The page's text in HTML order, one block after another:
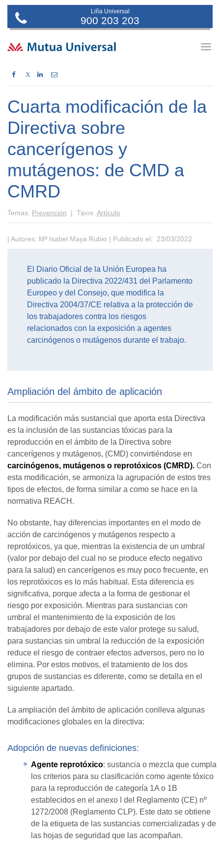
Liña Universal
900 203 203
X
Cuarta modificación de la
Directiva sobre
cancerígenos y
mutágenos: de CMD a
CMRD
Temas: Prevención | Tipos: Artículo
| Autores: Mª Isabel Maya Rubio | Publicado el: 23/03/2022
El Diario Oficial de la Unión Europea ha
publicado la Directiva 2022/431 del Parlamento
Europeo y del Consejo, que modifica la
Directiva 2004/37/CE relativa a la protección de
los trabajadores contra los riesgos
relacionados con la exposición a agentes
carcinógenos o mutágenos durante el trabajo.
Ampliación del ámbito de aplicación
La modificación más sustancial que aporta esta Directiva
es la inclusión de las sustancias tóxicas para la
reproducción en el ámbito de la Directiva sobre
cancerígenos y mutágenos, (CMD) convirtiéndose en
carcinógenos, mutágenos o reprotóxicos (CMRD). Con
esta modificación, se armoniza la agrupación de estos tres
tipos de efectos, de forma similar a como se hace en la
normativa REACH.
No obstante, hay diferencias importantes en el modo de
acción de carcinógenos y mutágenos respecto a
reprotóxicos, ya que, mientras la existencia de un umbral
(valor por debajo del cual no se produce efecto negativo
para la salud) en cancerígenos es muy poco frecuente, en
los reprotóxicos es lo más habitual. Esta diferencia es
significativa, porque afecta a la forma de gestionar el
riesgo por exposición. Mientras para sustancias con
umbral el mantenimiento de la exposición de los
trabajadores por debajo de este valor protege su salud,
para sustancias sin umbral la reducción de la exposición
reduce el riesgo de contraer efectos adversos, pero no lo
elimina. Por estos motivos, el tratamiento de los dos
grupos de sustancias es diferente, como se detalla en el
siguiente apartado.
La ampliación del ámbito de aplicación conlleva algunas
modificaciones globales en la directiva:
Adopción de nuevas definiciones:
Agente reprotóxico: sustancia o mezcla que cumpla
los criterios para su clasificación como agente tóxico
para la reproducción de categoría 1A o 1B
establecidos en el anexo I del Reglamento (CE) nº
1272/2008 (Reglamento CLP). Este dato se obtiene
de la etiqueta de las sustancias comercializadas y de
las hojas de seguridad que las acompañan.